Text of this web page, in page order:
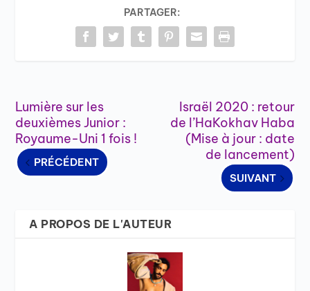
PARTAGER:
Lumière sur les
deuxièmes Junior :
Royaume-Uni 1 fois !
PRÉCÉDENT
Israël 2020 : retour
de l’HaKokhav Haba
(Mise à jour : date
de lancement)
SUIVANT
A PROPOS DE L'AUTEUR